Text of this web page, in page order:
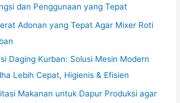
dan Penggunaan yang Tepat
Adonan yang Tepat Agar Mixer Roti
Daging Kurban: Solusi Mesin Modern
Lebih Cepat, Higienis & Efisien
Makanan untuk Dapur Produksi agar